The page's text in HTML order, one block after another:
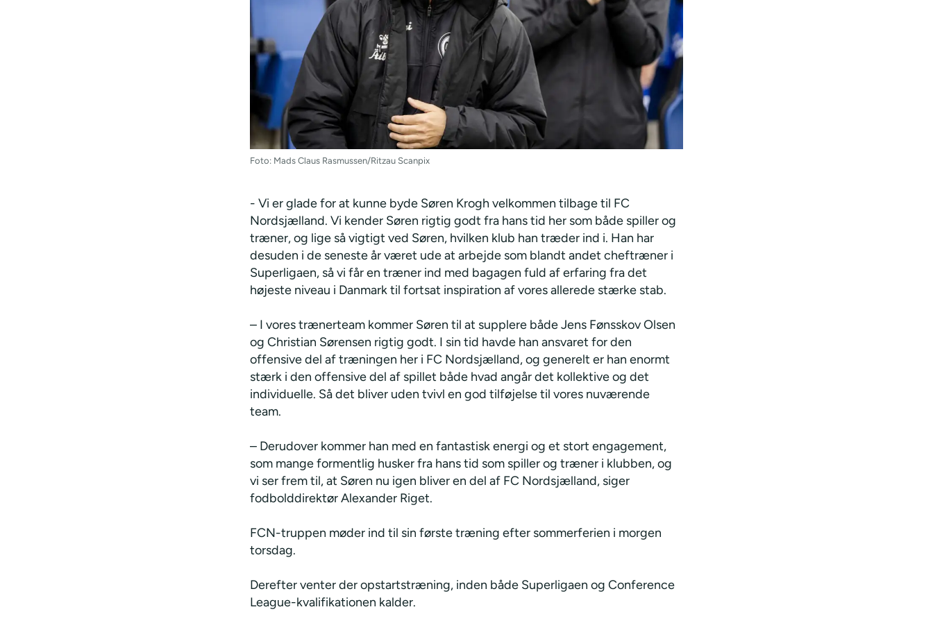
Foto: Mads Claus Rasmussen/Ritzau Scanpix
- Vi er glade for at kunne byde Søren Krogh velkommen tilbage til FC
Nordsjælland. Vi kender Søren rigtig godt fra hans tid her som både spiller og
træner, og lige så vigtigt ved Søren, hvilken klub han træder ind i. Han har
desuden i de seneste år været ude at arbejde som blandt andet cheftræner i
Superligaen, så vi får en træner ind med bagagen fuld af erfaring fra det
højeste niveau i Danmark til fortsat inspiration af vores allerede stærke stab.
– ⁠I vores trænerteam kommer Søren til at supplere både Jens Fønsskov Olsen
og Christian Sørensen rigtig godt. I sin tid havde han ansvaret for den
offensive del af træningen her i FC Nordsjælland, og generelt er han enormt
stærk i den offensive del af spillet både hvad angår det kollektive og det
individuelle. Så det bliver uden tvivl en god tilføjelse til vores nuværende
team.
– Derudover kommer han med en fantastisk energi og et stort engagement,
som mange formentlig husker fra hans tid som spiller og træner i klubben, og
vi ser frem til, at Søren nu igen bliver en del af FC Nordsjælland, siger
fodbolddirektør Alexander Riget.
FCN-truppen møder ind til sin første træning efter sommerferien i morgen
torsdag.
Derefter venter der opstartstræning, inden både Superligaen og Conference
League-kvalifikationen kalder.